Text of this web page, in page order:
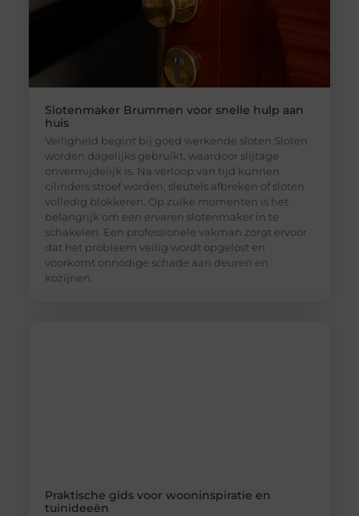
Slotenmaker Brummen voor snelle hulp aan
huis
Veiligheid begint bij goed werkende sloten Sloten
worden dagelijks gebruikt, waardoor slijtage
onvermijdelijk is. Na verloop van tijd kunnen
cilinders stroef worden, sleutels afbreken of sloten
volledig blokkeren. Op zulke momenten is het
belangrijk om een ervaren slotenmaker in te
schakelen. Een professionele vakman zorgt ervoor
dat het probleem veilig wordt opgelost en
voorkomt onnodige schade aan deuren en
kozijnen.
Praktische gids voor wooninspiratie en
tuinideeën